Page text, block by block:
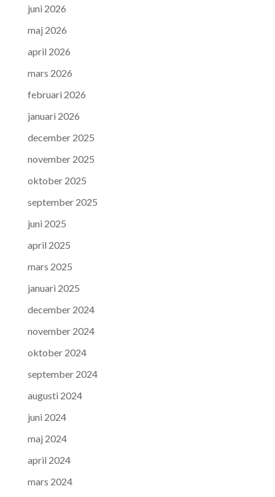
juni 2026
maj 2026
april 2026
mars 2026
februari 2026
januari 2026
december 2025
november 2025
oktober 2025
september 2025
juni 2025
april 2025
mars 2025
januari 2025
december 2024
november 2024
oktober 2024
september 2024
augusti 2024
juni 2024
maj 2024
april 2024
mars 2024